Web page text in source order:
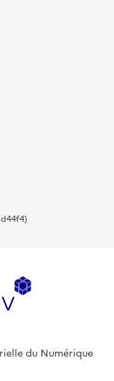
du Numérique